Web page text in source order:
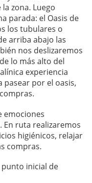
zona. Luego
parada: el Oasis de
los tubulares o
arriba abajo las
nos deslizaremos
lo más alto del
experiencia
por el oasis,
emociones
ruta realizaremos
higiénicos, relajar
compras.
inicial de